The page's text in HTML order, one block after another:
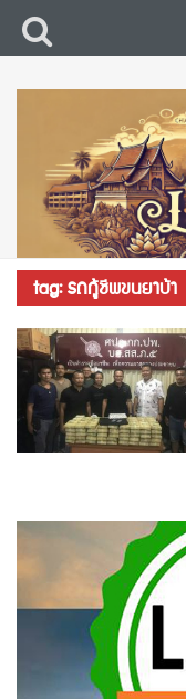
tag: รถกู้ชีพขนยาบ้า